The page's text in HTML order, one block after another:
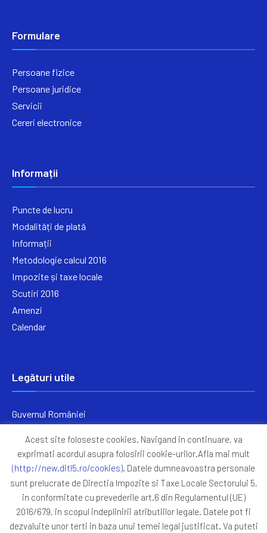
Formulare
Persoane fizice
Persoane juridice
Servicii
Cereri electronice
Informații
Puncte de lucru
Modalități de plată
Informații
Metodologie calcul 2016
Impozite și taxe locale
Scutiri 2016
Amenzi
Calendar
Legături utile
Guvernul României
Primăria Sectorul 5
ANAF
Protocoale
GDPR
Acest site foloseste cookies. Navigand in continuare, va
exprimati acordul asupra folosirii cookie-urilor.Afla mai mult
(http://new.ditl5.ro/cookies). Datele dumneavoastra personale
sunt prelucrate de Directia Impozite si Taxe Locale Sectorului 5,
in conformitate cu prevederile art.6 din Regulamentul (UE)
2016/679, in scopul indeplinirii atributiilor legale. Datele pot fi
dezvaluite unor terti in baza unui temei legal justificat. Va puteti